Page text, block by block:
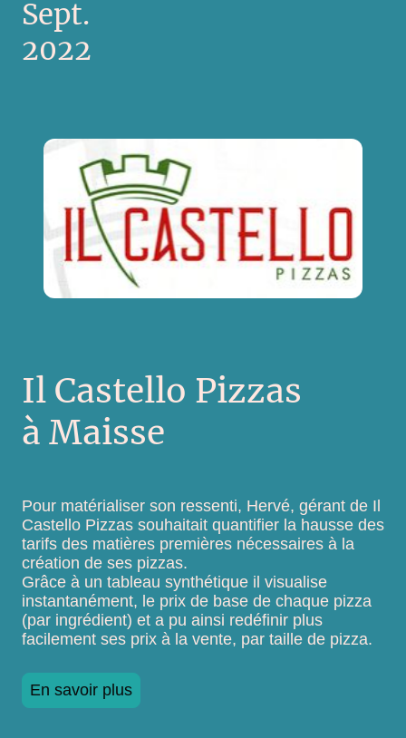
Sept.
2022
Il Castello Pizzas
à Maisse
Pour matérialiser son ressenti, Hervé, gérant de Il
Castello Pizzas souhaitait quantifier la hausse des
tarifs des matières premières nécessaires à la
création de ses pizzas.
Grâce à un tableau synthétique il visualise
instantanément, le prix de base de chaque pizza
(par ingrédient) et a pu ainsi redéfinir plus
facilement ses prix à la vente, par taille de pizza.
En savoir plus